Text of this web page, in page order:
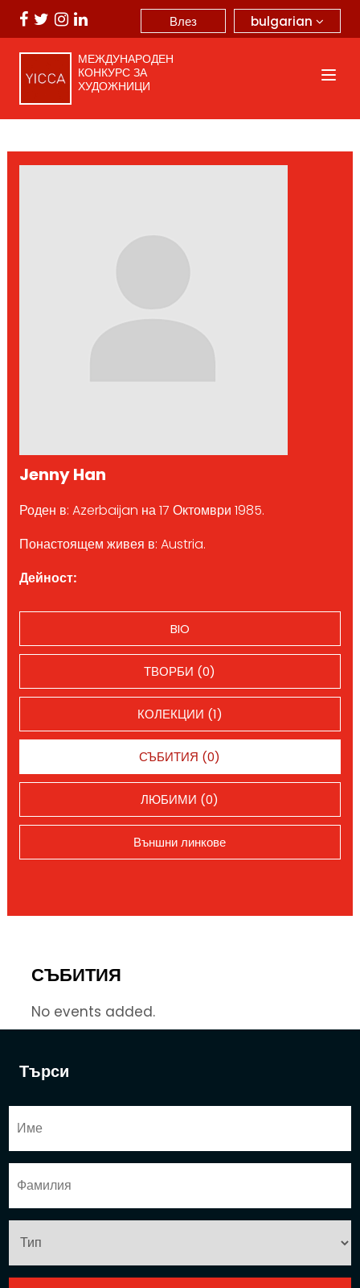
bulgarian
Влез
МЕЖДУНАРОДЕН
КОНКУРС ЗА
ХУДОЖНИЦИ
Търси
Jenny Han
Роден в: Azerbaijan на 17 Октомври 1985.
Понастоящем живея в: Austria.
Дейност:
BIO
ТВОРБИ (0)
КОЛЕКЦИИ (1)
СЪБИТИЯ (0)
ЛЮБИМИ (0)
Външни линкове
СЪБИТИЯ
No events added.